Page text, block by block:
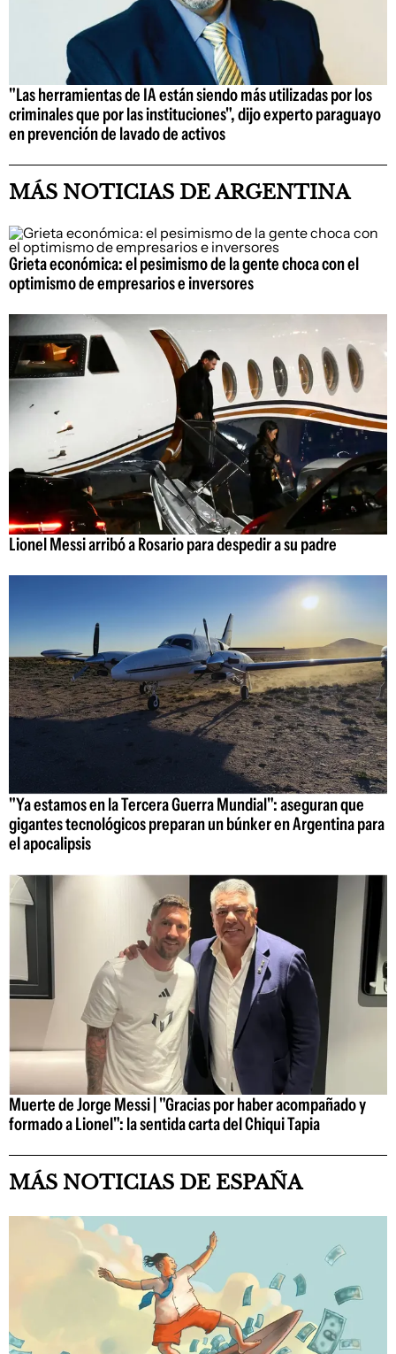
"Las herramientas de IA están siendo más utilizadas por los
criminales que por las instituciones", dijo experto paraguayo
en prevención de lavado de activos
MÁS NOTICIAS DE ARGENTINA
Grieta económica: el pesimismo de la gente choca con el
optimismo de empresarios e inversores
Lionel Messi arribó a Rosario para despedir a su padre
"Ya estamos en la Tercera Guerra Mundial": aseguran que
gigantes tecnológicos preparan un búnker en Argentina para
el apocalipsis
Muerte de Jorge Messi | "Gracias por haber acompañado y
formado a Lionel": la sentida carta del Chiqui Tapia
MÁS NOTICIAS DE ESPAÑA